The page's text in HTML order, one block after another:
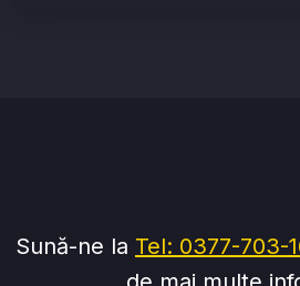
Sună-ne la Tel: 0377-703-